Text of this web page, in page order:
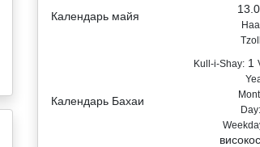
Календарь майя
Календарь Бахаи
Kull-i-Shay: 1
Day: